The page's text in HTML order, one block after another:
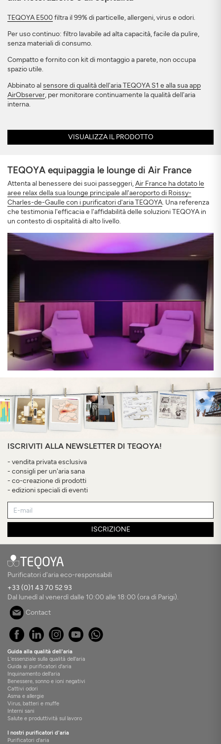
TEQOYA E500filtra il 99% di particelle, allergeni, virus e odori.
Per uso continuo: filtro lavabile ad alta capacità, facile da pulire,
senza materiali di consumo.
Compatto e fornito con kit di montaggio a parete, non occupa
spazio utile.
Abbinato al sensore di qualità dell'aria TEQOYA S1 e alla sua app
AirObserver, per monitorare continuamente la qualità dell'aria
interna.
VISUALIZZA IL PRODOTTO
TEQOYA equipaggia le lounge di Air France
Attenta al benessere dei suoi passeggeri,Air France ha dotato le
aree relax della sua lounge principale all'aeroporto di Roissy-
Charles-de-Gaulle con i purificatori d'aria TEQOYA. Una referenza
che testimonia l'efficacia e l'affidabilità delle soluzioni TEQOYA in
un contesto di ospitalità di alto livello.
ISCRIVITI ALLA NEWSLETTER DI TEQOYA!
- vendita privata esclusiva
- consigli per un'aria sana
- co-creazione di prodotti
- edizioni speciali di eventi
ISCRIZIONE
Purificatori d'aria eco-responsabili
+33 (0)1 43 70 52 93
Dal lunedì al venerdì dalle 10:00 alle 18:00 (ora di Parigi).
Contact
Guida alla qualità dell'aria
L'essenziale sulla qualità dell'aria
Guida ai purificatori d'aria
Inquinamento dell'aria
Benessere, sonno e ioni negativi
Cattivi odori
Asma e allergie
Virus, batteri e muffe
Interni sani
Salute e produttività sul lavoro
I nostri purificatori d'aria
Purificatori d'aria